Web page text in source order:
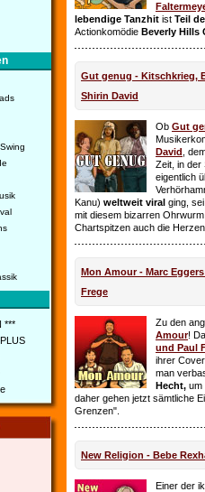
***
lebendige Tanzhit ist Teil
Actionkomödie Beverly Hills
Gut genug - Kitschkrieg,
Shirin David
Ob Gut
David ,
Zeit, in der
eigentlich
Kanu) weltweit viral ging,
mit diesem bizarren
Chartspitzen auch die
Mon Amour - Marc
Frege
Zu den
Amour!
und Paul
ihrer
man
Hecht, um
daher gehen jetzt sämtliche
Grenzen".
New Religion - Bebe
Einer der